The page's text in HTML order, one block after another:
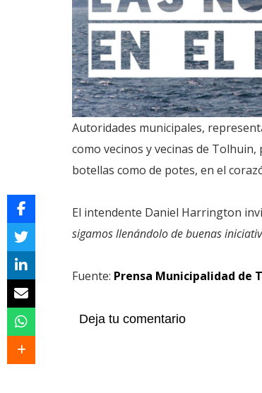
Autoridades municipales,
como vecinos y vecinas de
botellas como de potes, en el
El intendente Daniel Harrington
sigamos llenándolo de buenas
Fuente: Prensa Municipalidad de
Deja tu comentario